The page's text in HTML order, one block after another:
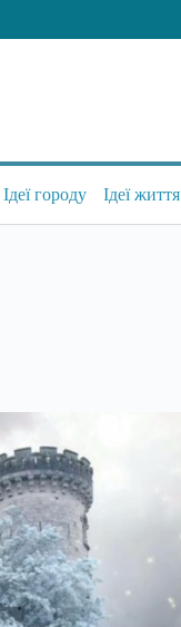
Ідеї городу Ідеї життя